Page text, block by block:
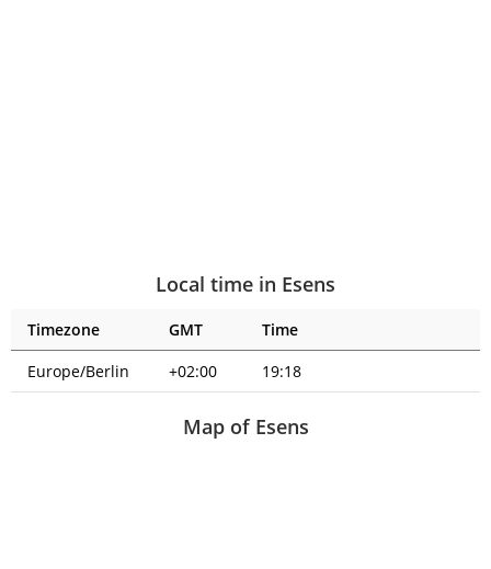
Local time in Esens
Timezone GMT
Time
Europe/Berlin
+02:00 19:18
Map of Esens